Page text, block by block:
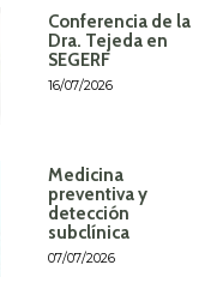
Conferencia de la
Dra. Tejeda en
SEGERF
16/07/2026
Medicina
preventiva y
detección
subclínica
07/07/2026